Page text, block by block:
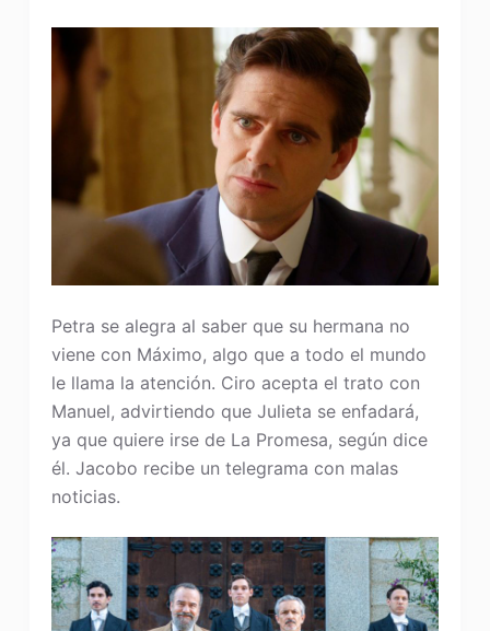
Petra se alegra al saber que su hermana no
viene con Máximo, algo que a todo el mundo
le llama la atención. Ciro acepta el trato con
Manuel, advirtiendo que Julieta se enfadará,
ya que quiere irse de La Promesa, según dice
él. Jacobo recibe un telegrama con malas
noticias.